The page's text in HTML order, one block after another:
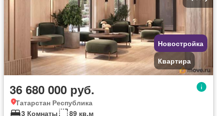
Новостройка
Квартира
36 680 000 руб.
Татарстан Республика
3 Комнаты
89 кв.м